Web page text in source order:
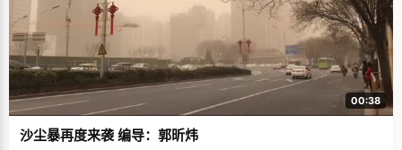
00:38
沙尘暴再度来袭 编导：郭昕炜